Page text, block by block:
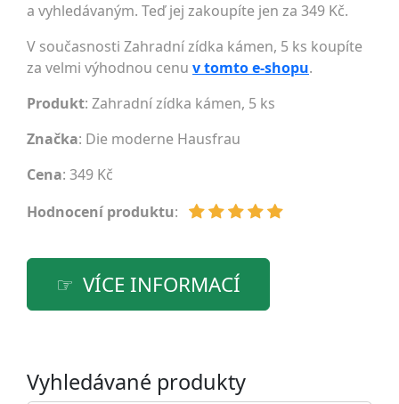
a vyhledávaným. Teď jej zakoupíte jen za 349 Kč.
V současnosti Zahradní zídka kámen, 5 ks koupíte
za velmi výhodnou cenu v tomto e-shopu.
Produkt: Zahradní zídka kámen, 5 ks
Značka: Die moderne Hausfrau
Cena: 349 Kč
Hodnocení produktu:
VÍCE INFORMACÍ
Vyhledávané produkty